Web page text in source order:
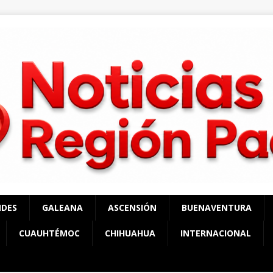
GALEANA ASCENSIÓN BUENAVENTURA
CUAUHTÉMOC CHIHUAHUA INTERNACIONAL